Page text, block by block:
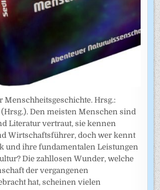
Menschheitsgeschichte. Hrsg.:
Den meisten Menschen sind
Literatur vertraut, sie kennen
Wirtschaftsführer, doch wer kennt
und ihre fundamentalen Leistungen
Die zahllosen Wunder, welche
der vergangenen
hat, scheinen vielen